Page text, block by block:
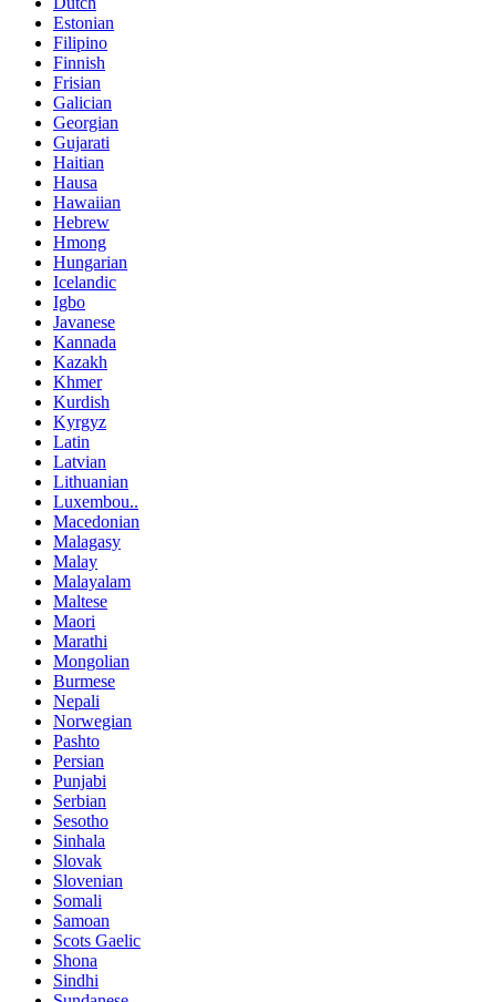
Estonian
Filipino
Finnish
Frisian
Galician
Georgian
Gujarati
Haitian
Hausa
Hawaiian
Hebrew
Hmong
Hungarian
Icelandic
Igbo
Javanese
Kannada
Kazakh
Khmer
Kurdish
Kyrgyz
Latin
Latvian
Lithuanian
Luxembou..
Macedonian
Malagasy
Malay
Malayalam
Maltese
Maori
Marathi
Mongolian
Burmese
Nepali
Norwegian
Pashto
Persian
Punjabi
Serbian
Sesotho
Sinhala
Slovak
Slovenian
Somali
Samoan
Scots Gaelic
Shona
Sindhi